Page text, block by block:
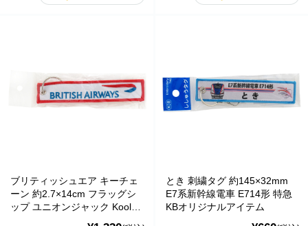
ブリティッシュエア キーチェ
ーン 約2.7×14cm フラッグシ
ップ ユニオンジャック Kool
とき 刺繍タグ 約145×32mm
E7系新幹線電車 E714形 特急
KBオリジナルアイテム
す。当店で注文をしていないのにこのようなメールが届くなど、身
**夏期休業日のお知らせ**2024年8月14日(水)および8月15日(木)は
夏期休業日とさせていただきます。そのため、8月13日(火)14:00か
Amaricoドッグフード
ステイロイヤル グレインフリー ドッグフード が新たに追加入荷い